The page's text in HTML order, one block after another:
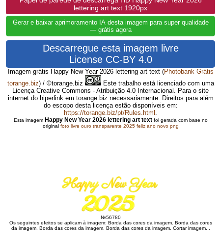
lettering art text 1920px
Gerar e baixar aprimoramento IA desta imagem para super qualidade
— grátis agora
Descarregue esta imagem livre
License CC-BY 4.0
Imagem grátis Happy New Year 2026 lettering art text (Photobank Grátis
torange.biz) / ©torange.biz
Este trabalho está licenciado com uma
Licença Creative Commons - Atribuição 4.0 Internacional. Para o site
internet do hiperlink em torange.biz necessariamente. Direitos para além
do escopo desta licença estão disponíveis em:
https://torange.biz/pt/Rules.html
Esta imagem Happy New Year 2026 lettering art textfoi gerada com base no
original foto livre ouro transparente 2025 feliz ano novo png
№56780
Os seguintes efeitos se aplicam à imagem: Borda das cores da imagem. Borda das cores
da imagem. Borda das cores da imagem. Borda das cores da imagem. Cortar imagem. .